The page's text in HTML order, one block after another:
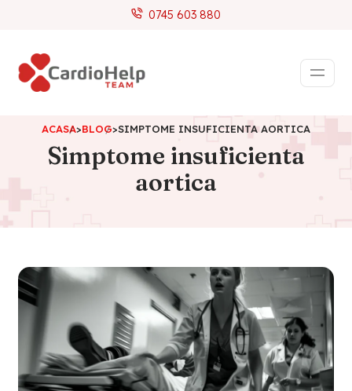
0745 603 880
ACASA>BLOG>SIMPTOME INSUFICIENTA AORTICA
Simptome insuficienta
aortica